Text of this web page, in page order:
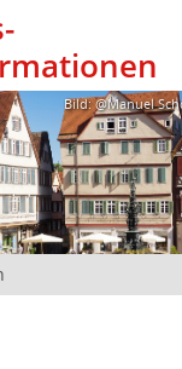
Bild: @Manuel